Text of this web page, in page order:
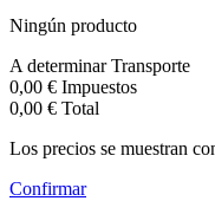
Ningún producto
A determinarTransporte
0,00 € Impuestos
0,00 € Total
Los precios se muestran
Confirmar